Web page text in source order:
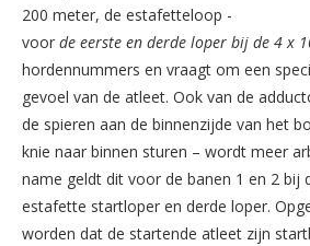
200 meter, de estafetteloop -
voor de eerste en derde loper bij de 4 x
hordennummers en vraagt om een
gevoel van de atleet. Ook van de
de spieren aan de binnenzijde van het
knie naar binnen sturen – wordt meer
name geldt dit voor de banen 1 en 2 bij
estafette startloper en derde loper.
worden dat de startende atleet zijn